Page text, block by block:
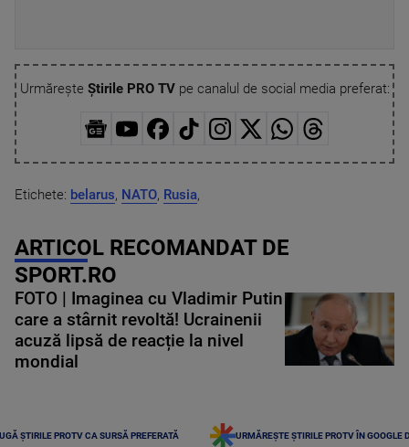
Urmărește Știrile PRO TVpe canalul de social media preferat:
Etichete: belarus, NATO, Rusia,
ARTICOL RECOMANDAT DE
SPORT.RO
FOTO | Imaginea cu Vladimir Putin
care a stârnit revoltă! Ucrainenii
acuză lipsă de reacție la nivel
mondial
ȘTIRILE PROTV CA SURSĂ PREFERATĂ URMĂREȘTE ȘTIRILE PROTV ÎN GOOGLE